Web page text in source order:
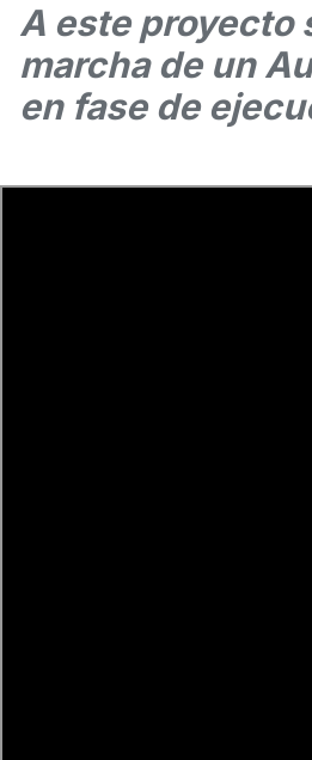
A este proyecto
marcha de un
en fase de